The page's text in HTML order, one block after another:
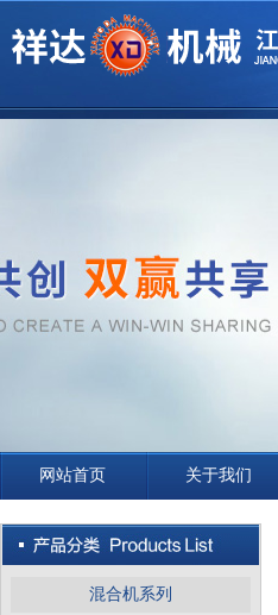
网站首页 关于我们
混合机系列